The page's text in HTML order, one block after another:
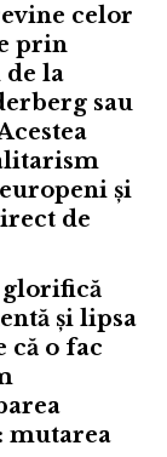
celor
prin
la
sau
și
de
glorifică
și lipsa
că o fac
mutarea